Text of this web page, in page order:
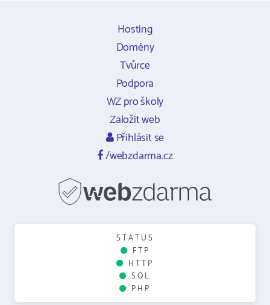
Hosting
Domény
Tvůrce
Podpora
WZ pro školy
Založit web
Přihlásit se
/webzdarma.cz
STATUS
FTP
HTTP
SQL
PHP